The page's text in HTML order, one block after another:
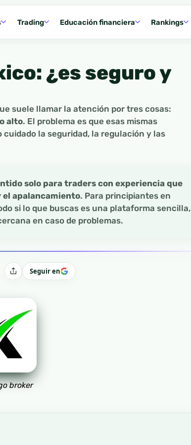
Trading Educación financiera Rankings
¿es seguro y
suele llamar la atención por tres cosas:
alto. El problema es que esas mismas
la seguridad, la regulación y las
solo para traders con experiencia que
el apalancamiento. Para principiantes en
si lo que buscas es una plataforma sencilla,
en caso de problemas.
CompartirSeguir en
broker